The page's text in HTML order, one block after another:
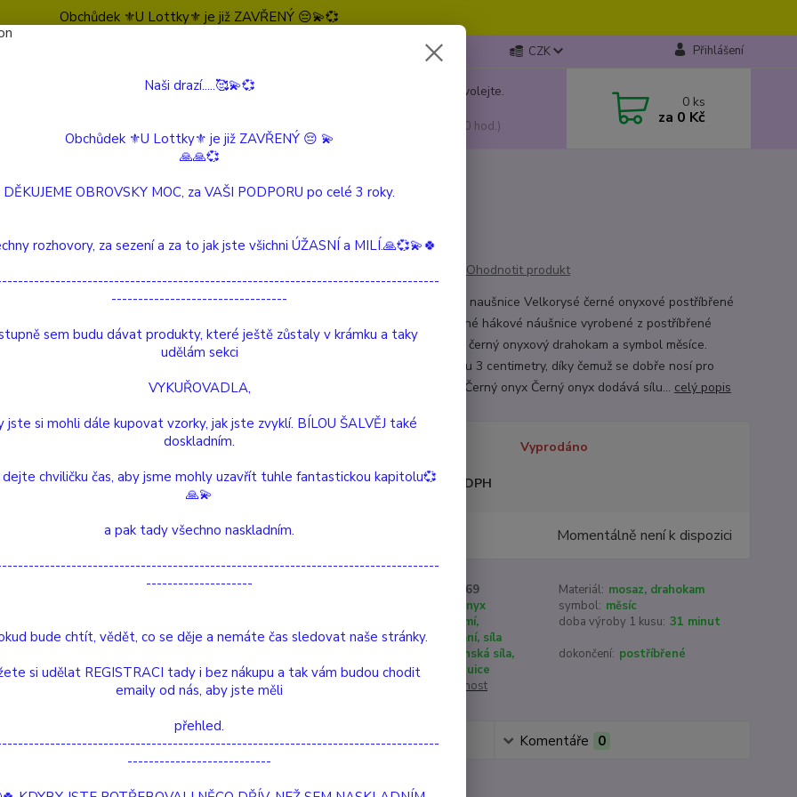
Obchůdek ⚜️U Lottky⚜️ je již ZAVŘENÝ 😔💫💞
CZK Přihlášení
Nevíte si rady? Zavolejte.
(Po-Pá, 10:00-15:00 hod.)
0 ks
za 0 Kč
a Beautiful Story Onyxové postříbřené naušnice
postříbřené naušnice
Ohodnotit produkt
Velkorysé onyxové naušnice Velkorysé černé onyxové postříbřené
náušnice jsou krásné hákové náušnice vyrobené z postříbřené
mosazi a mají malý černý onyxový drahokam a symbol měsíce.
Náušnice mají délku 3 centimetry, díky čemuž se dobře nosí pro
každou příležitost. Černý onyx Černý onyx dodává sílu... celý popis
Vyprodáno
Nejsme plátci DPH
Momentálně není k dispozici
90069 Materiál: mosaz, drahokam
Černý Onyx symbol: měsíc
sebevědomí,
soustředění, síla
doba výroby 1 kusu: 31 minut
symbolu:
ženská síla,
intuice
dokončení: postříbřené
Hlídat cenu / dostupnost
specifikace Hodnocení 0 Komentáře 0
Naši drazí.....🥰💫💞
Obchůdek ⚜️U Lottky⚜️ je již ZAVŘENÝ 😔 💫
🙏🙏💞
DĚKUJEME OBROVSKY MOC, za VAŠI PODPORU po celé 3 roky.
rozhovory, za sezení a za to jak jste všichni ÚŽASNÍ a MILÍ.🙏💞💫🍀
---------------------------------
sem budu dávat produkty, které ještě zůstaly v krámku a taky
udělám sekci
VYKUŘOVADLA,
jste si mohli dále kupovat vzorky, jak jste zvyklí. BÍLOU ŠALVĚJ také
doskladním.
dejte chviličku čas, aby jsme mohly uzavřít tuhle fantastickou kapitolu💞
🙏💫
a pak tady všechno naskladním.
--------------------
bude chtít, vědět, co se děje a nemáte čas sledovat naše stránky.
si udělat REGISTRACI tady i bez nákupu a tak vám budou chodit
emaily od nás, aby jste měli
přehled.
---------------------------